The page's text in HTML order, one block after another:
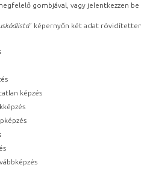
gombjával, vagy jelentkezzen
” képernyőn két adat
képzés